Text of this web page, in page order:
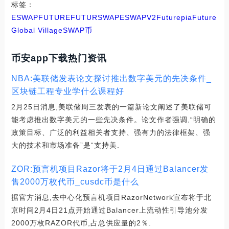
标签：
ESWAPFUTUREFUTURSWAPESWAPV2FuturepiaFuture
Global VillageSWAP币
币安app下载热门资讯
NBA:美联储发表论文探讨推出数字美元的先决条件_
区块链工程专业学什么课程好
2月25日消息,美联储周三发表的一篇新论文阐述了美联储可
能考虑推出数字美元的一些先决条件。论文作者强调,“明确的
政策目标、广泛的利益相关者支持、强有力的法律框架、强
大的技术和市场准备”是“支持美.
ZOR:预言机项目Razor将于2月4日通过Balancer发
售2000万枚代币_cusdc币是什么
据官方消息,去中心化预言机项目RazorNetwork宣布将于北
京时间2月4日21点开始通过Balancer上流动性引导池分发
2000万枚RAZOR代币,占总供应量的2％.